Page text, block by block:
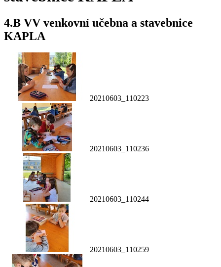
4.B VV venkovní učebna a stavebnice
KAPLA
20210603_110223
20210603_110236
20210603_110244
20210603_110259